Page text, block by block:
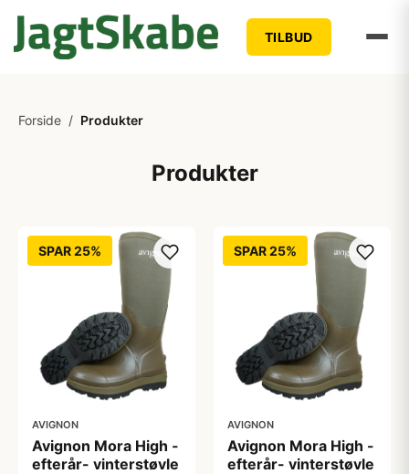
TILBUD
Forside / Produkter
Produkter
SPAR 25%
AVIGNON
Avignon Mora High -
efterår- vinterstøvle
SPAR 25%
AVIGNON
Avignon Mora High -
efterår- vinterstøvle